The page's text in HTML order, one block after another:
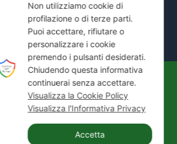
IDEAL JET S.N.C. DI PREZIOSO
| P. IVA / C.F.: 02066180965 |
San Giovanni (MI)
Non utilizziamo cookie di
profilazione o di terze parti.
Puoi accettare, rifiutare o
personalizzare i cookie
premendo i pulsanti desiderati.
Chiudendo questa informativa
continuerai senza accettare.
Visualizza la Cookie Policy
Visualizza l'Informativa Privacy
Accetta